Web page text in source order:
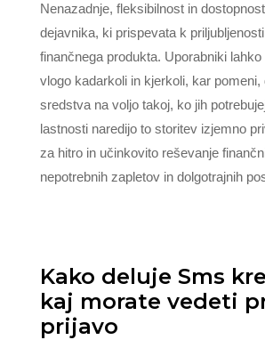
Nenazadnje, fleksibilnost in
dejavnika, ki prispevata k
finančnega produkta. Uporabniki
vlogo kadarkoli in kjerkoli, kar pomeni,
sredstva na voljo takoj, ko jih
lastnosti naredijo to storitev izjemno
za hitro in učinkovito reševanje
nepotrebnih zapletov in dolgotrajnih
Kako deluje Sms
kaj morate vedeti
prijavo